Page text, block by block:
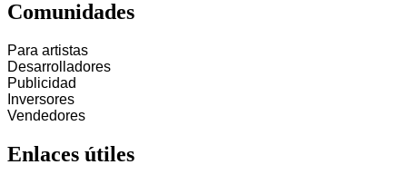
Comunidades
Para artistas
Desarrolladores
Publicidad
Inversores
Vendedores
Enlaces útiles